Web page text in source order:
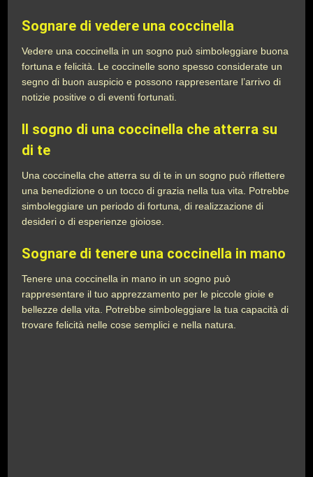
Sognare di vedere una coccinella
Vedere una coccinella in un sogno può simboleggiare buona
fortuna e felicità. Le coccinelle sono spesso considerate un
segno di buon auspicio e possono rappresentare l’arrivo di
notizie positive o di eventi fortunati.
Il sogno di una coccinella che atterra su
di te
Una coccinella che atterra su di te in un sogno può riflettere
una benedizione o un tocco di grazia nella tua vita. Potrebbe
simboleggiare un periodo di fortuna, di realizzazione di
desideri o di esperienze gioiose.
Sognare di tenere una coccinella in mano
Tenere una coccinella in mano in un sogno può
rappresentare il tuo apprezzamento per le piccole gioie e
bellezze della vita. Potrebbe simboleggiare la tua capacità di
trovare felicità nelle cose semplici e nella natura.